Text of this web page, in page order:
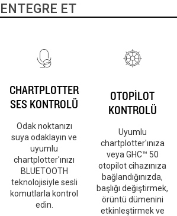
ENTEGRE ET
CHARTPLOTTER
SES KONTROLÜ
Odak noktanızı
suya odaklayın ve
uyumlu
chartplotter'ınızı
BLUETOOTH
teknolojisiyle sesli
komutlarla kontrol
edin.
OTOPİLOT
KONTROLÜ
Uyumlu
chartplotter'ınıza
veya GHC™ 50
otopilot cihazınıza
bağlandığınızda,
başlığı değiştirmek,
örüntü dümenini
etkinleştirmek ve